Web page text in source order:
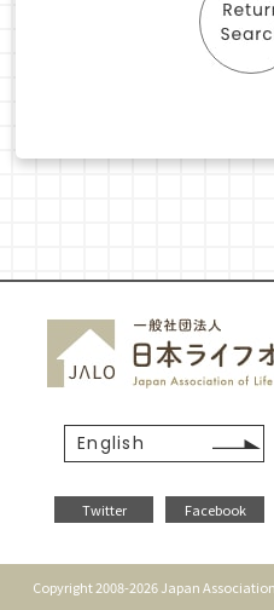
English
Twitter Facebook
Copyright 2008-2026 Japan